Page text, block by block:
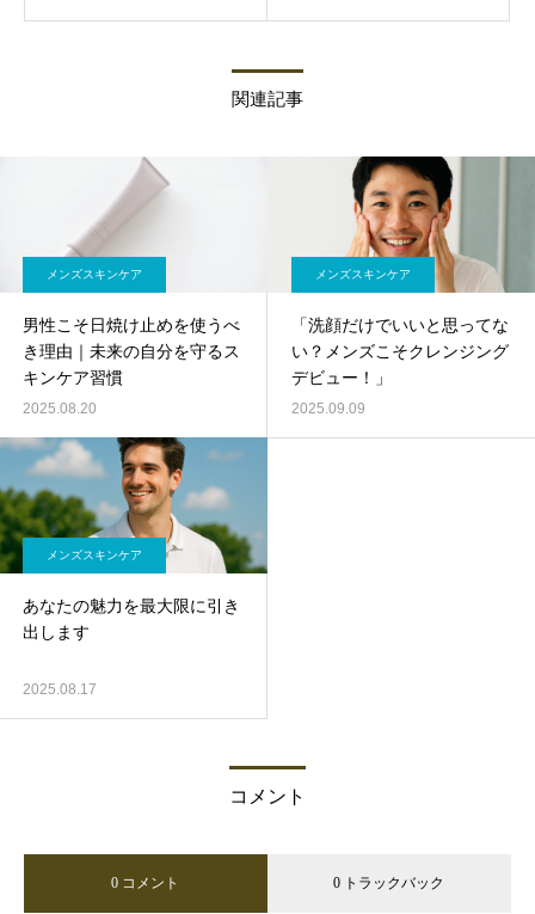
関連記事
メンズスキンケア
男性こそ日焼け止めを使うべ
き理由｜未来の自分を守るス
キンケア習慣
2025.08.20
メンズスキンケア
「洗顔だけでいいと思ってな
い？メンズこそクレンジング
デビュー！」
2025.09.09
メンズスキンケア
あなたの魅力を最大限に引き
出します
2025.08.17
コメント
0 コメント 0 トラックバック